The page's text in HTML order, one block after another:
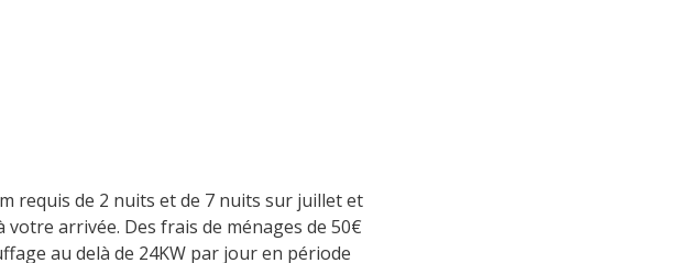
requis de 2 nuits et de 7 nuits sur juillet et
arrivée. Des frais de ménages de 50€
au delà de 24KW par jour en période